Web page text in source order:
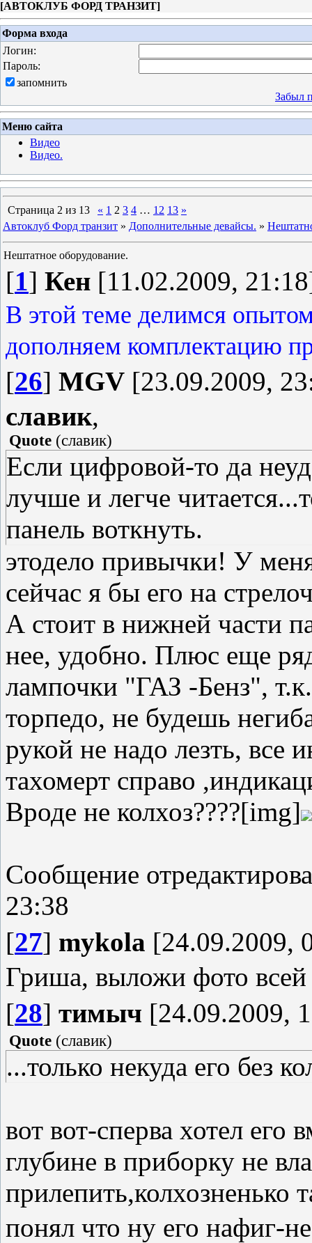
[АВТОКЛУБ ФОРД ТРАНЗИТ]
Форма входа
Логин:
Пароль:
запомнить
Забыл
Меню сайта
Видео
Видео.
Страница 2 из 13 « 1 2 3 4 … 12 13 »
Автоклуб Форд транзит » Дополнительные девайсы. »
Нештатное оборудование.
[1] Кен [11.02.2009,
В этой теме делимся
дополняем комплектацию
[26] MGV [23.09.2009,
славик,
Quote (славик)
Если цифровой-то да
лучше и легче
панель воткнуть.
этодело привычки! У
сейчас я бы его на
А стоит в нижней части
нее, удобно. Плюс еще
лампочки "ГАЗ -Бенз",
торпедо, не будешь
рукой не надо лезть, все
тахомерт справо
Вроде не колхоз????[img]
Сообщение
23:38
[27] mykola [24.09.2009,
Гриша, выложи фото всей
[28] тимыч [24.09.2009,
Quote (славик)
...только некуда его без
вот вот-сперва хотел его
глубине в приборку не
прилепить,колхозненько
понял что ну его нафиг-